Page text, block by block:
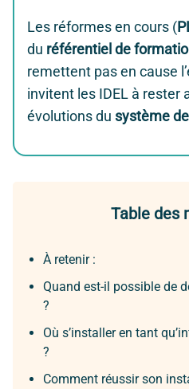
Les réformes en cours (
du référentiel de
remettent pas en cause
invitent les IDEL à rester
évolutions du système
Table des
À retenir :
Quand est-il possible de
?
Où s’installer en tant
?
Comment réussir son